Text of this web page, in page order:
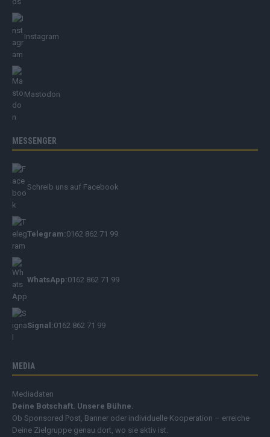
Instagram
Mastodon
MESSENGER
Schreib uns auf Facebook
Telegram:0162 862 71 99
WhatsApp:0162 862 71 99
Signal:0162 862 71 99
MEDIA
Mediadaten
Deine Botschaft. Unsere Bühne.
Ob Sponsored Post, Banner oder individuelle Kooperation – erreiche
Deine Zielgruppe genau dort, wo sie aktiv ist.